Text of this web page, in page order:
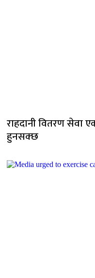
राहदानी वितरण सेवा
हुनसक्छ